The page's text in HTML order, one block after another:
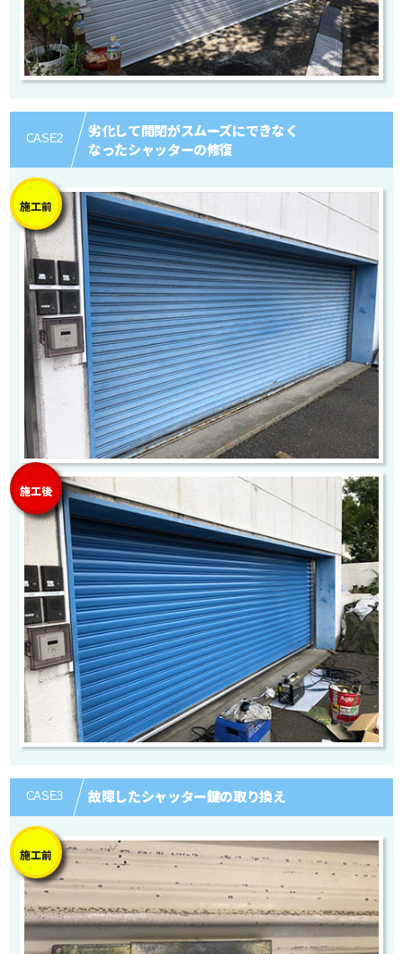
CASE2
劣化して開閉がスムーズにできなく
なったシャッターの修復
施工前
施工後
CASE3 故障したシャッター鍵の取り換え
施工前